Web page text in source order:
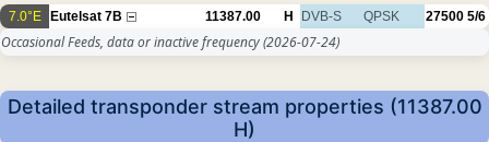
7.0°E Eutelsat 7B 11387.00 H DVB-S QPSK 27500 5/6
Occasional Feeds, data or inactive frequency(2026-07-24)
Detailed transponder stream properties (11387.00
H)